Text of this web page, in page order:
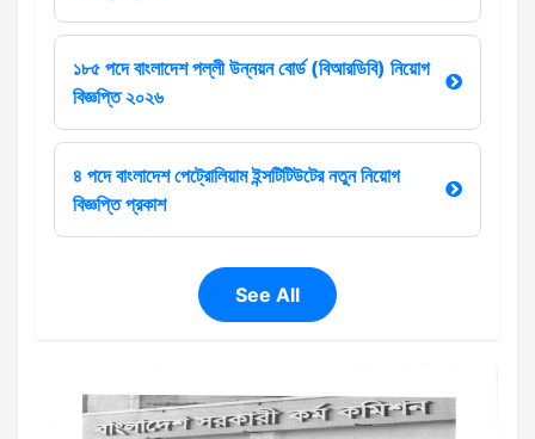
১৮৫ পদে বাংলাদেশ পল্লী উন্নয়ন বোর্ড (বিআরডিবি) নিয়োগ
বিজ্ঞপ্তি ২০২৬
৪ পদে বাংলাদেশ পেট্রোলিয়াম ইন্সটিটিউটের নতুন নিয়োগ
বিজ্ঞপ্তি প্রকাশ
See All